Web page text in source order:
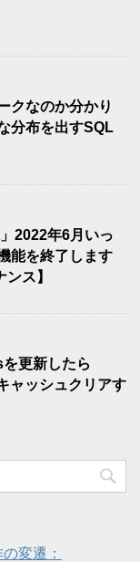
クなのか分かり
分布を出すSQL
2022年6月いっ
能を終了します
ス】
更新したら
ャッシュクリアす
変遷：